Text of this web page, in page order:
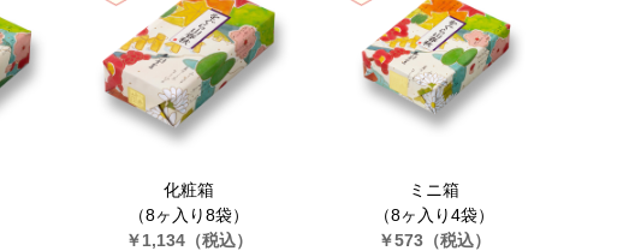
化粧箱
（8ヶ入り8袋）
￥1,134 （税込）
ミニ箱
（8ヶ入り4袋）
￥573 （税込）